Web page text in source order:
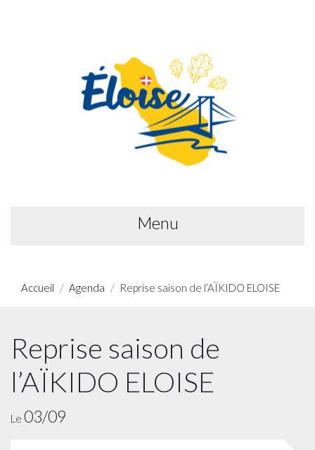
Menu
Accueil Agenda Reprise saison de l’AÏKIDO ELOISE
Reprise saison de
l’AÏKIDO ELOISE
Le 03/09